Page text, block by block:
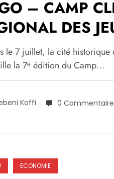
– CAMP
DES
PORTE LA
le 7 juillet, la cité historique
la 7ᵉ édition du Camp…
Koffi 0
ECONOMIE